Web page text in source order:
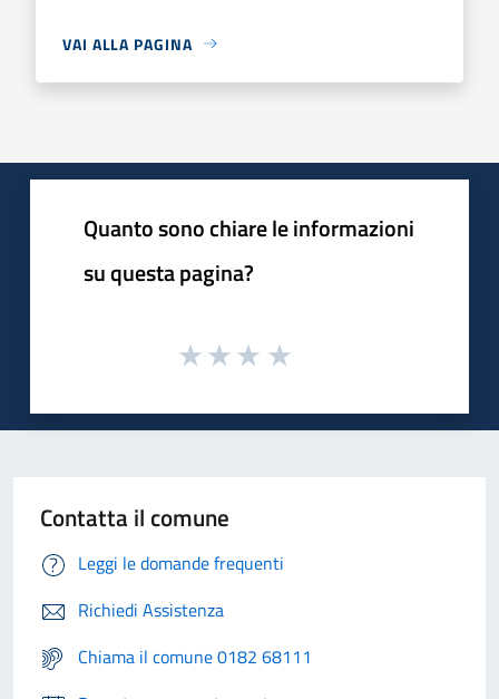
VAI ALLA PAGINA
Quanto sono chiare le informazioni
su questa pagina?
Contatta il comune
Leggi le domande frequenti
Richiedi Assistenza
Chiama il comune 0182 68111